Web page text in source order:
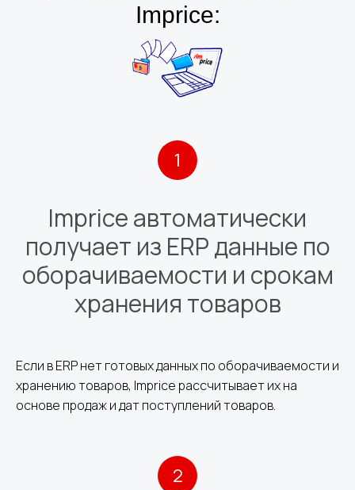
Imprice:
1
Imprice автоматически
получает из ERP данные по
оборачиваемости и срокам
хранения товаров
Если в ERP нет готовых данных по оборачиваемости и
хранению товаров, Imprice рассчитывает их на
основе продаж и дат поступлений товаров.
2